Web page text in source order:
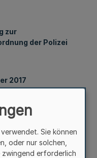
zur
der Polizei
2017
S. 642) verordnet das
mit dem Ministerium
Sie können
oder nur solchen,
erforderlich